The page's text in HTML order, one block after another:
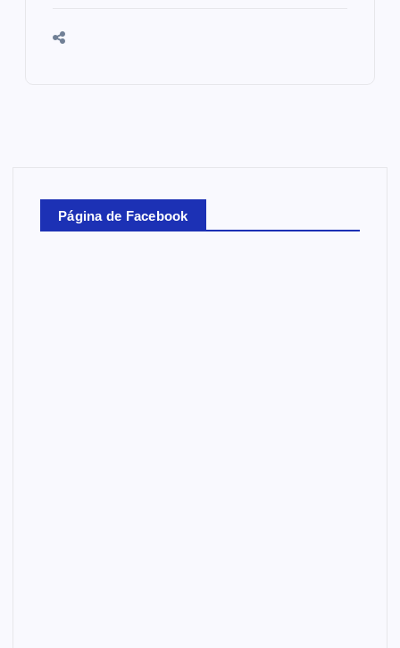
Página de Facebook